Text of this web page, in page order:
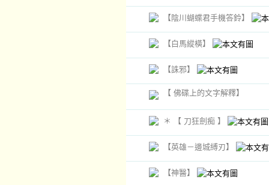
【陰川蝴蝶君手機答鈴】
【白馬縱橫】
【誅邪】
【 佛碟上的文字解釋】
＊ 【 刀狂劍痴 】
【英雄－邊城縛刃】
【神醫】